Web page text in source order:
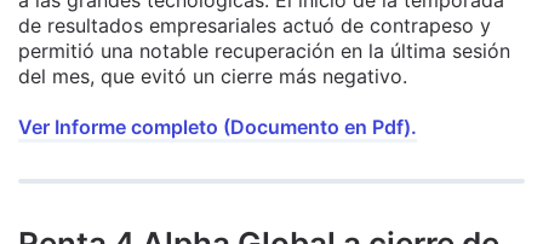
de resultados empresariales actuó de contrapeso y
permitió una notable recuperación en la última sesión
del mes, que evitó un cierre más negativo.
Ver Informe completo (Documento en Pdf).